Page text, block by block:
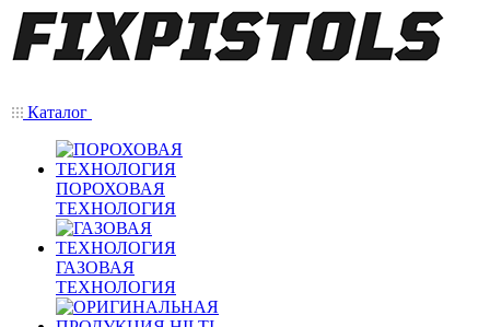
Каталог
ПОРОХОВАЯ
ТЕХНОЛОГИЯ
ГАЗОВАЯ
ТЕХНОЛОГИЯ